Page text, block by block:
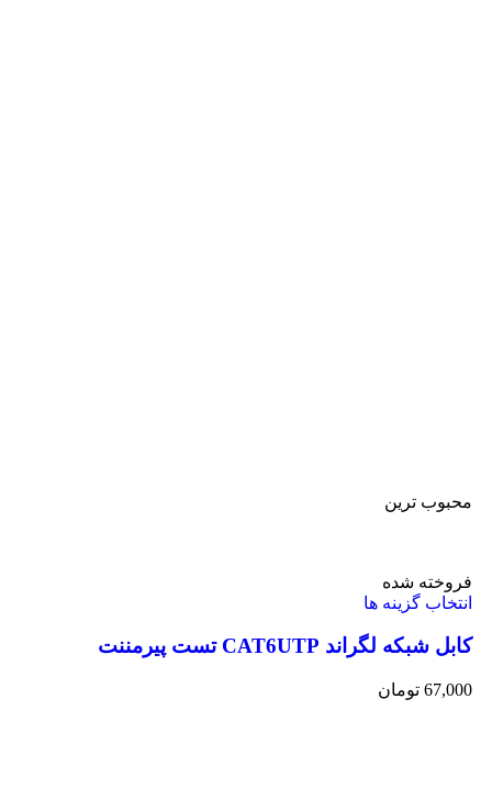
محبوب ترین
فروخته شده
انتخاب گزینه ها
کابل شبکه لگراند CAT6UTP تست پیرمننت
67,000 تومان